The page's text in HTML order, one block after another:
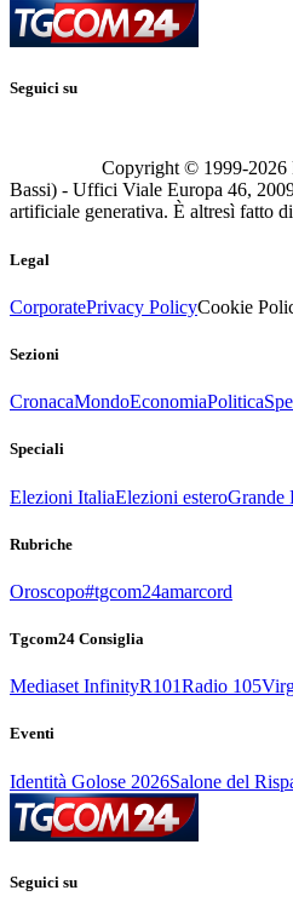
Seguici su
Copyright © 1999-2026
Bassi) - Uffici Viale Europa 46,
artificiale generativa. È altresì fatto
Legal
CorporatePrivacy PolicyCookie
Sezioni
CronacaMondoEconomiaPolitica
Speciali
Elezioni ItaliaElezioni esteroGrande
Rubriche
Oroscopo#tgcom24amarcord
Tgcom24 Consiglia
Mediaset InfinityR101Radio 105
Eventi
Identità Golose 2026Salone del
Seguici su